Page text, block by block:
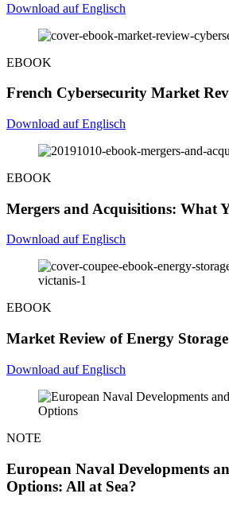
Download auf Englisch
EBOOK
French Cybersecurity Market
Download auf Englisch
EBOOK
Mergers and Acquisitions: What
Download auf Englisch
EBOOK
Market Review of Energy Storage
Download auf Englisch
NOTE
European Naval Developments
Options: All at Sea?